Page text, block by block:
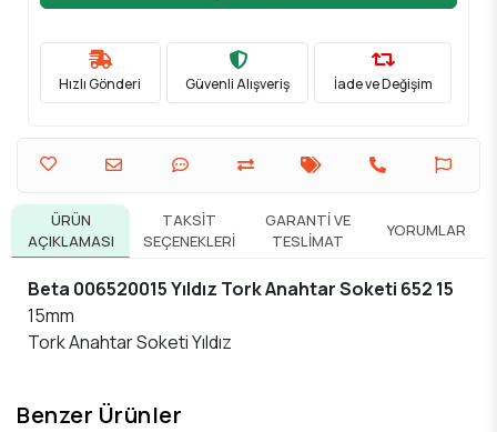
Hızlı Gönderi Güvenli Alışveriş İade ve Değişim
ÜRÜN
AÇIKLAMASI
TAKSIT
SEÇENEKLERI
GARANTI VE
TESLIMAT
YORUMLAR
Beta 006520015 Yıldız Tork Anahtar Soketi 652 15
15mm
Tork Anahtar Soketi Yıldız
Benzer Ürünler